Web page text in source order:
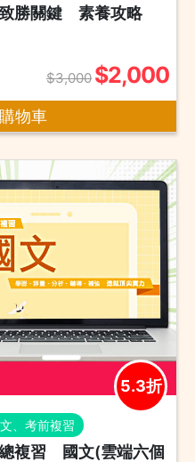
致勝關鍵 素養攻略
$3,000 $2,000
物車
5.3折
、考前複習
總複習 國文(雲端六個